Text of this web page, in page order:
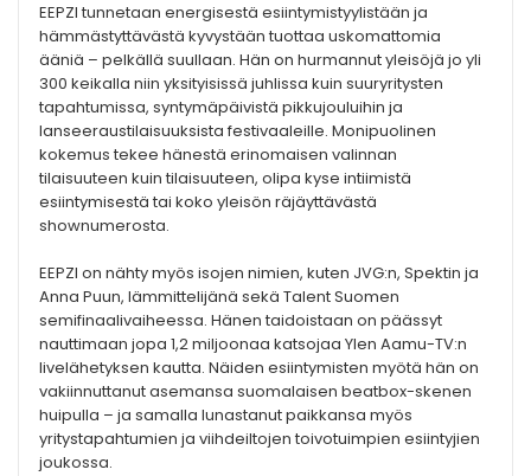
EEPZI tunnetaan energisestä esiintymistyylistään ja
hämmästyttävästä kyvystään tuottaa uskomattomia
ääniä – pelkällä suullaan. Hän on hurmannut yleisöjä jo yli
300 keikalla niin yksityisissä juhlissa kuin suuryritysten
tapahtumissa, syntymäpäivistä pikkujouluihin ja
lanseeraustilaisuuksista festivaaleille. Monipuolinen
kokemus tekee hänestä erinomaisen valinnan
tilaisuuteen kuin tilaisuuteen, olipa kyse intiimistä
esiintymisestä tai koko yleisön räjäyttävästä
shownumerosta.
EEPZI on nähty myös isojen nimien, kuten JVG:n, Spektin ja
Anna Puun, lämmittelijänä sekä Talent Suomen
semifinaalivaiheessa. Hänen taidoistaan on päässyt
nauttimaan jopa 1,2 miljoonaa katsojaa Ylen Aamu-TV:n
livelähetyksen kautta. Näiden esiintymisten myötä hän on
vakiinnuttanut asemansa suomalaisen beatbox-skenen
huipulla – ja samalla lunastanut paikkansa myös
yritystapahtumien ja viihdeiltojen toivotuimpien esiintyjien
joukossa.